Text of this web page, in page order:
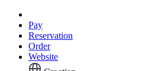
Pay
Reservation
Order
Website